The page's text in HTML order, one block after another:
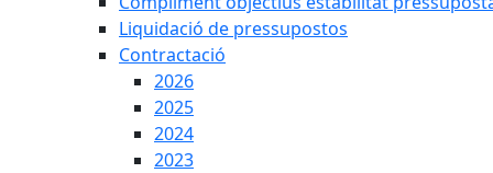
Liquidació de pressupostos
Contractació
2026
2025
2024
2023